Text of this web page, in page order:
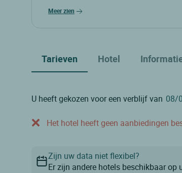
meer zien
Tarieven Hotel
U heeft gekozen voor een verblijf van
Het hotel heeft geen aanbiedingen
Zijn uw data niet flexibel?
Er zijn andere hotels beschikbaar op